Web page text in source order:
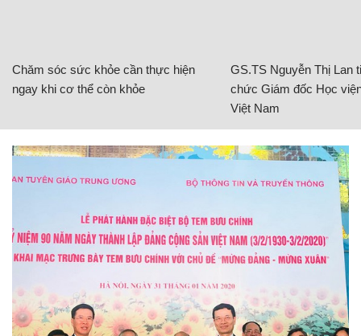
Chăm sóc sức khỏe cần thực hiện
ngay khi cơ thể còn khỏe
GS.TS Nguyễn Thị Lan
chức Giám đốc Học
Việt Nam